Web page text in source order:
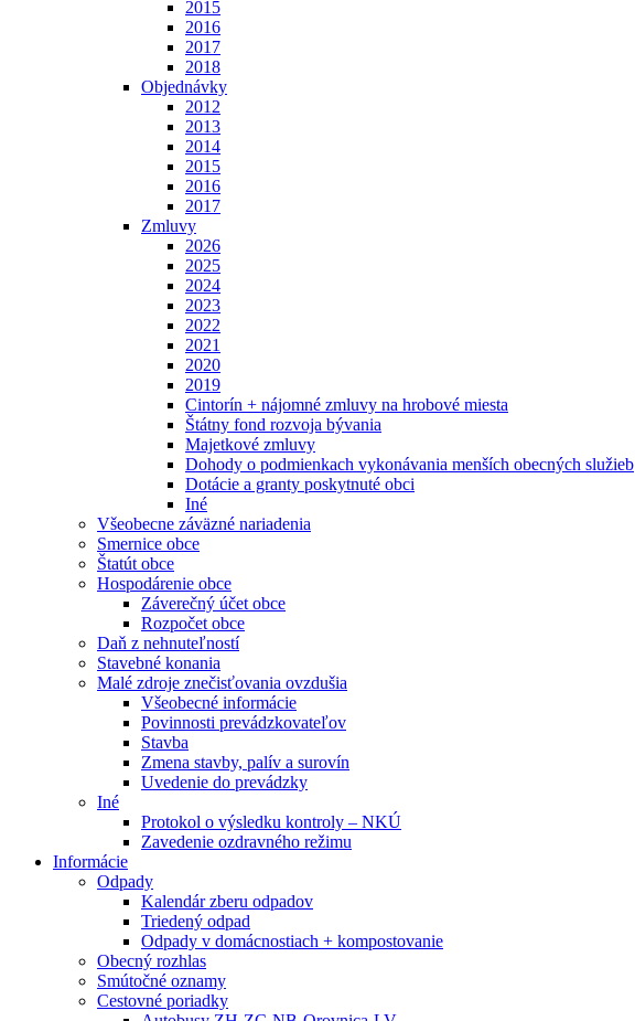
2015
2016
2017
2018
Objednávky
2012
2013
2014
2015
2016
2017
Zmluvy
2026
2025
2024
2023
2022
2021
2020
2019
Cintorín + nájomné zmluvy na hrobové miesta
Štátny fond rozvoja bývania
Majetkové zmluvy
Dohody o podmienkach vykonávania menších obecných služieb
Dotácie a granty poskytnuté obci
Iné
Všeobecne záväzné nariadenia
Smernice obce
Štatút obce
Hospodárenie obce
Záverečný účet obce
Rozpočet obce
Daň z nehnuteľností
Stavebné konania
Malé zdroje znečisťovania ovzdušia
Všeobecné informácie
Povinnosti prevádzkovateľov
Stavba
Zmena stavby, palív a surovín
Uvedenie do prevádzky
Iné
Protokol o výsledku kontroly – NKÚ
Zavedenie ozdravného režimu
Informácie
Odpady
Kalendár zberu odpadov
Triedený odpad
Odpady v domácnostiach + kompostovanie
Obecný rozhlas
Smútočné oznamy
Cestovné poriadky